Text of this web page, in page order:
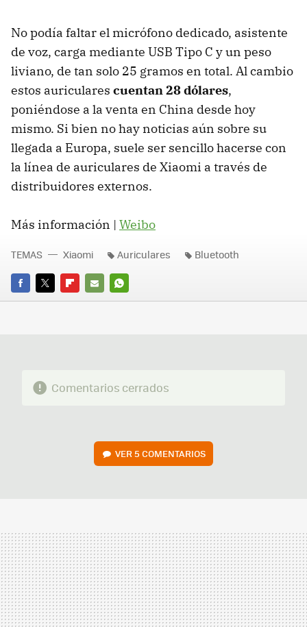
No podía faltar el micrófono dedicado, asistente
de voz, carga mediante USB Tipo C y un peso
liviano, de tan solo 25 gramos en total. Al cambio
estos auriculares cuentan 28 dólares,
poniéndose a la venta en China desde hoy
mismo. Si bien no hay noticias aún sobre su
llegada a Europa, suele ser sencillo hacerse con
la línea de auriculares de Xiaomi a través de
distribuidores externos.
Más información | Weibo
FACEBOOK
TWITTERFLIPBOARD
E-
WHATSAPP
TEMAS Xiaomi Auriculares Bluetooth
Comentarios cerrados
VER5 COMENTARIOS